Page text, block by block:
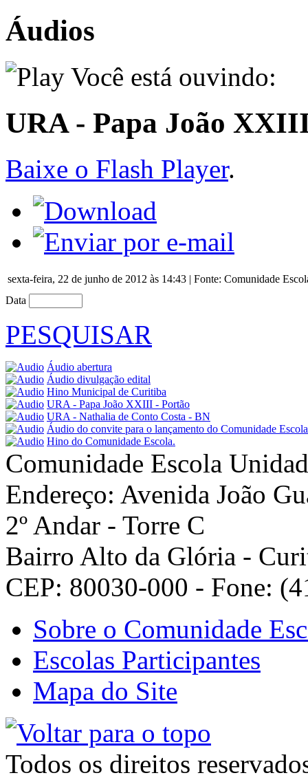
Áudios
Você está ouvindo:
URA - Papa João
Baixe o Flash Player.
sexta-feira, 22 de junho de 2012 às 14:43 | Fonte: Comunidade
Data
PESQUISAR
Áudio abertura
Áudio divulgação edital
Hino Municipal de Curitiba
URA - Papa João XXIII - Portão
URA - Nathalia de Conto Costa - BN
Áudio do convite para o lançamento do Comunidade
Hino do Comunidade Escola.
Comunidade Escola
Endereço: Avenida João
2º Andar - Torre C
Bairro Alto da Glória -
CEP: 80030-000 - Fone:
Sobre o Comunidade
Escolas Participantes
Mapa do Site
Todos os direitos